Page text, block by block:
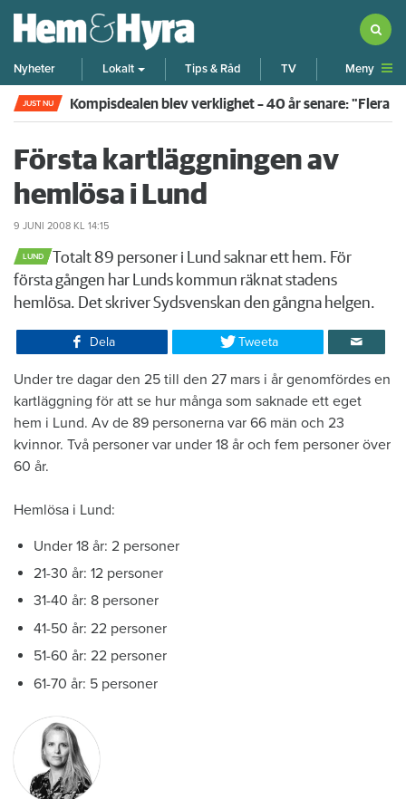
Nyheter Lokalt Tips & Råd TV Meny
JUST NU Kompisdealen blev verklighet – 40 år senare: "Flera
Första kartläggningen av
hemlösa i Lund
9 JUNI 2008 KL 14:15
LUND
​Totalt 89 personer i Lund saknar ett hem. För
första gången har Lunds kommun räknat stadens
hemlösa. Det skriver Sydsvenskan den gångna helgen.
Dela Tweeta
​Under tre dagar den 25 till den 27 mars i år genomfördes en
kartläggning för att se hur många som saknade ett eget
hem i Lund. Av de 89 personerna var 66 män och 23
kvinnor. Två personer var under 18 år och fem personer över
60 år.
Hemlösa i Lund:
Under 18 år: 2 personer
21-30 år: 12 personer
31-40 år: 8 personer
41-50 år: 22 personer
51-60 år: 22 personer
61-70 år: 5 personer